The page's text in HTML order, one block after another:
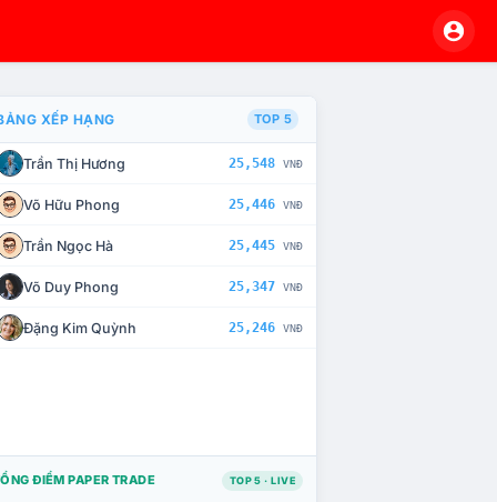
CHẾ TÀI XỬ LÝ VI PHẠM
XẾP HẠNG TOP 5
Trần Thị Hương 25,548 VNĐ
Võ Hữu Phong 25,446 VNĐ
Trần Ngọc Hà 25,445 VNĐ
Võ Duy Phong 25,347 VNĐ
Đặng Kim Quỳnh 25,246 VNĐ
ĐIỂM PAPER TRADE TOP 5 · LIVE